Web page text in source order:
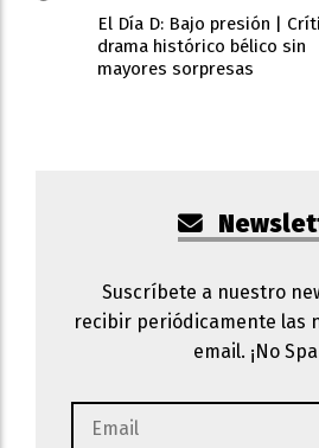
El Día D: Bajo presión |
drama histórico bélico sin
mayores sorpresas
Suscríbete a nuestro
recibir periódicamente las
email. ¡No